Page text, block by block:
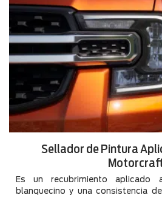
Sellador de Pintura
Es un recubrimiento aplicado
blanquecino y una consistencia